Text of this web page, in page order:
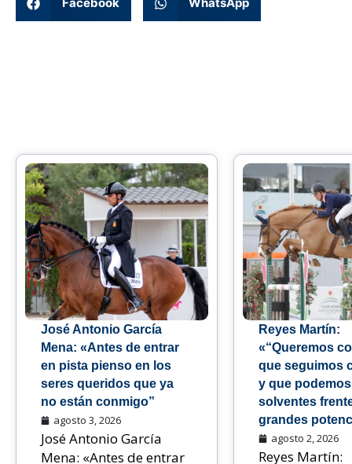
José Antonio García
Mena: «Antes de entrar
en pista pienso en los
seres queridos que ya
no están conmigo”
agosto 3, 2026
José Antonio García
Mena: «Antes de entrar
Reyes Martín:
«“Queremos
que seguimos
y que
solventes
grandes
agosto 2, 2026
Reyes Martín: